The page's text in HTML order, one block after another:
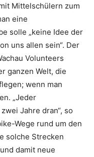
Mittelschülern zum
eine
solle „keine Idee der
uns allen sein“. Der
Volunteers
ganzen Welt, die
wenn man
„Jeder
Jahre dran“, so
Wege rund um den
solche Strecken
damit neue